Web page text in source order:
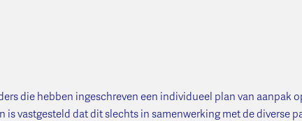
die hebben ingeschreven een individueel plan van aanpak
vastgesteld dat dit slechts in samenwerking met de diverse